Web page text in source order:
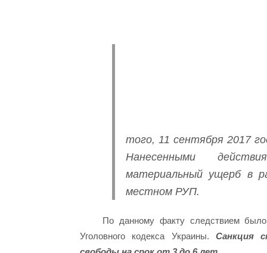
того, 11 сентября 2017
Нанесенными
материальный ущерб в
местном РУП.
По данному факту следствием
Уголовного кодекса Украины. Санкция